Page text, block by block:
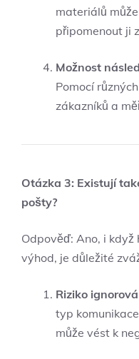
materiálů
připomenout ji
Možnost
Pomocí
zákazníků a
Otázka 3: Existují
pošty?
Odpověď: Ano, i
výhod, je důležité
Riziko
typ
může vést k